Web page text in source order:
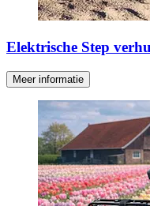
Elektrische Step
Meer informatie